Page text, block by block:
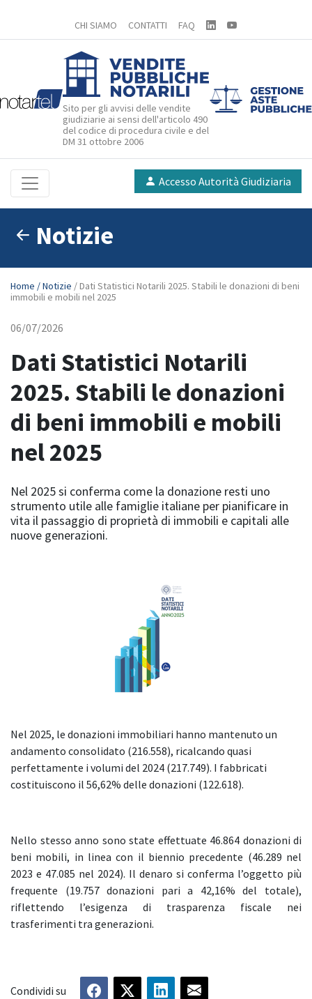
CHI SIAMO CONTATTI FAQ
Sito per gli avvisi delle vendite
giudiziarie ai sensi dell'articolo 490
del codice di procedura civile e del
DM 31 ottobre 2006
Accesso Autorità Giudiziaria
Notizie
Home / Notizie / Dati Statistici Notarili 2025. Stabili le donazioni di beni
immobili e mobili nel 2025
06/07/2026
Dati Statistici Notarili
2025. Stabili le donazioni
di beni immobili e mobili
nel 2025
Nel 2025 si conferma come la donazione resti uno
strumento utile alle famiglie italiane per pianificare in
vita il passaggio di proprietà di immobili e capitali alle
nuove generazioni.
Nel 2025, le donazioni immobiliari hanno mantenuto un
andamento consolidato (216.558), ricalcando quasi
perfettamente i volumi del 2024 (217.749). I fabbricati
costituiscono il 56,62% delle donazioni (122.618).
Nello stesso anno sono state effettuate 46.864 donazioni di
beni mobili, in linea con il biennio precedente (46.289 nel
2023 e 47.085 nel 2024). Il denaro si conferma l’oggetto più
frequente (19.757 donazioni pari a 42,16% del totale),
riflettendo l’esigenza di trasparenza fiscale nei
trasferimenti tra generazioni.
Condividi su